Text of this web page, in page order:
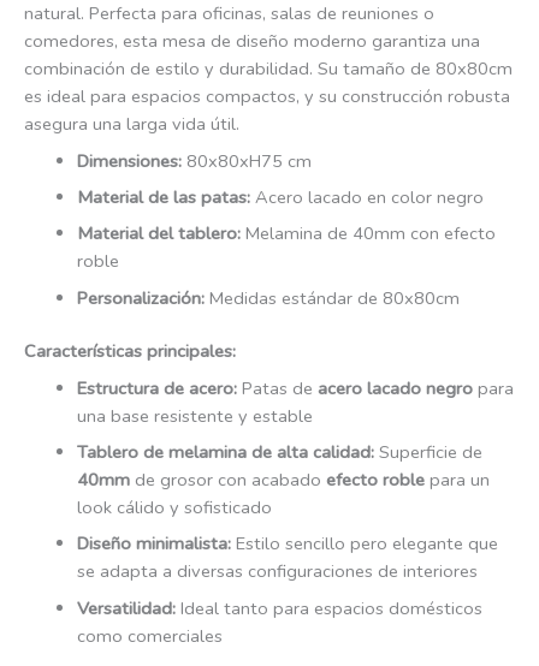
natural. Perfecta para oficinas, salas de reuniones o
comedores, esta mesa de diseño moderno garantiza una
combinación de estilo y durabilidad. Su tamaño de 80x80cm
es ideal para espacios compactos, y su construcción robusta
asegura una larga vida útil.
Dimensiones:80x80xH75 cm
Material de las patas:Acero lacado en color negro
Material del tablero:Melamina de 40mm con efecto
roble
Personalización:Medidas estándar de 80x80cm
Características principales:
Estructura de acero:Patas de acero lacado negropara
una base resistente y estable
Tablero de melamina de alta calidad:Superficie de
40mmde grosor con acabado efecto roblepara un
look cálido y sofisticado
Diseño minimalista:Estilo sencillo pero elegante que
se adapta a diversas configuraciones de interiores
Versatilidad:Ideal tanto para espacios domésticos
como comerciales